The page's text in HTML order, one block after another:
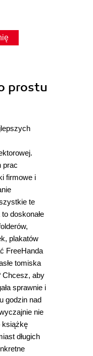
prostu
prac
firmowe i
te
doskonałe
plakatów
FreeHanda
tomiska
Chcesz, aby
sprawnie i
godzin nad
nie
książkę
długich